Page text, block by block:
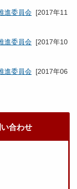
進委員会 [2017年11
進委員会 [2017年10
進委員会 [2017年06
合わせ